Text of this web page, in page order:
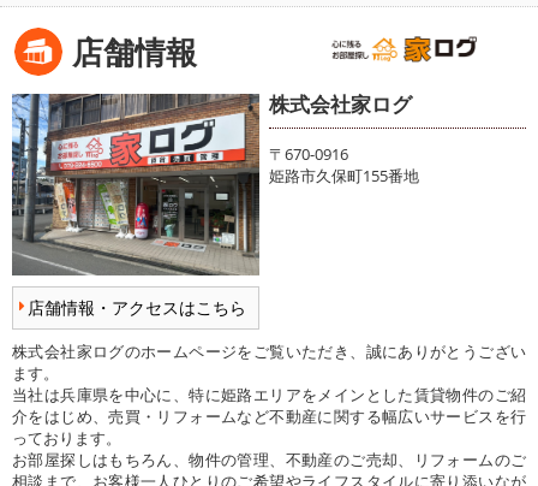
店舗情報
店舗情報・アクセスはこちら
株式会社家ログ
〒670-0916
姫路市久保町155番地
株式会社家ログのホームページをご覧いただき、誠にありがとうござい
ます。
当社は兵庫県を中心に、特に姫路エリアをメインとした賃貸物件のご紹
介をはじめ、売買・リフォームなど不動産に関する幅広いサービスを行
っております。
お部屋探しはもちろん、物件の管理、不動産のご売却、リフォームのご
相談まで、お客様一人ひとりのご希望やライフスタイルに寄り添いなが